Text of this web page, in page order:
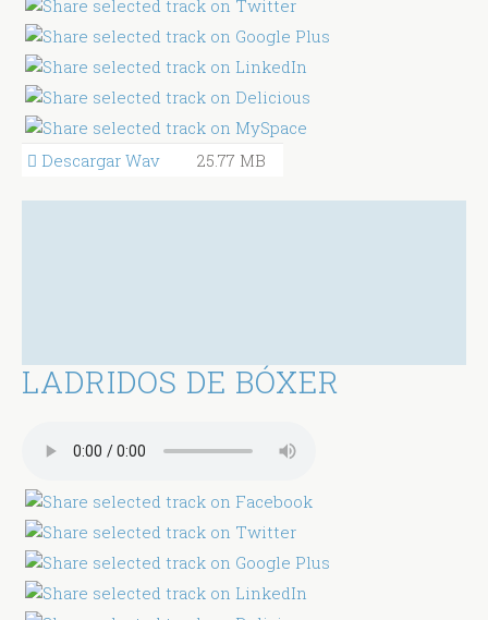
Descargar Wav 25.77 MB
LADRIDOS DE BÓXER